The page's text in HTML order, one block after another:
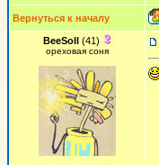
Вернуться к началу
BeeSoll(41)
ореховая соня